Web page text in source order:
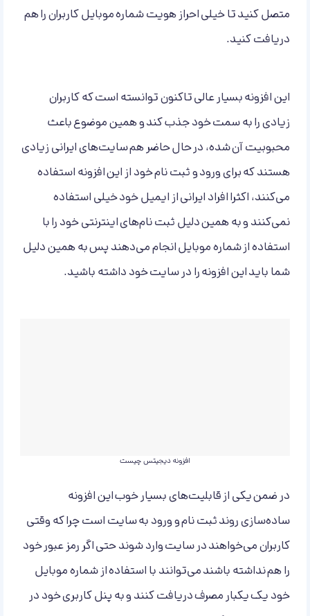
متصل کنید تا خیلی احراز هویت شماره موبایل کاربران را هم
دریافت کنید.
این افزونه بسیار عالی تا‌کنون توانسته است که کاربران
زیادی را به سمت خود جذب کند و همین موضوع باعث
محبوبیت آن شده، در حال حاضر هم سایت‌های ایرانی زیادی
هستند که برای ورود و ثبت نام خود از این افزونه استفاده
می‌کنند، اکثرا افراد ایرانی از ایمیل خود خیلی استفاده
نمی‌کنند و به همین دلیل ثبت نام‌های اینترنتی خود را با
استفاده از شماره موبایل انجام می‌دهند پس به همین دلیل
شما باید این افزونه را در سایت خود داشته باشید.
افزونه دیجیتس چیست
در ضمن یکی از قابلیت‌های بسیار خوب این افزونه
ساده‌سازی روند ثبت نام و ورود به سایت است چرا که وقتی
کاربران می‌خواهند در سایت وارد شوند حتی اگر رمز عبور خود
را هم نداشته باشند می‌توانند با استفاده از شماره موبایل
خود یک یکبار مصرف دریافت کنند و به پنل کاربری خود در